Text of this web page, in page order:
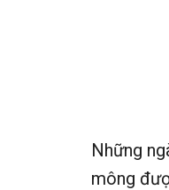
Những
mông